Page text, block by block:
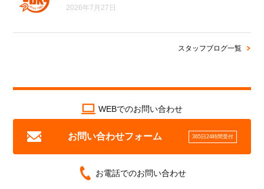
2026年7月27日
スタッフブログ一覧
WEBでのお問い合わせ
お問い合わせフォーム 365日24時間受付
お電話でのお問い合わせ